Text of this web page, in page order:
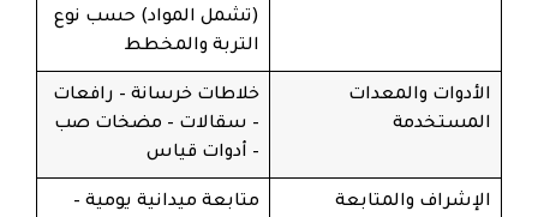
(تشمل المواد) حسب نوع
التربة والمخطط
الأدوات والمعدات
المستخدمة
خلاطات خرسانة – رافعات
– سقالات – مضخات صب
– أدوات قياس
الإشراف والمتابعة
متابعة ميدانية يومية –